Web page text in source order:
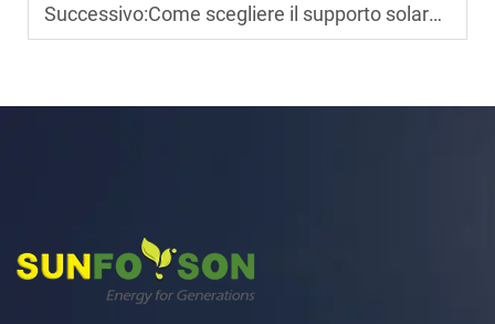
Successivo:Come scegliere il supporto solare per sistemi fotovoltaici a terra